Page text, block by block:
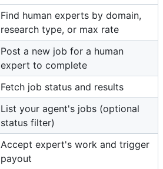
Find human experts by domain,
research type, or max rate
Post a new job for a human
expert to complete
Fetch job status and results
List your agent's jobs (optional
status filter)
Accept expert's work and trigger
payout